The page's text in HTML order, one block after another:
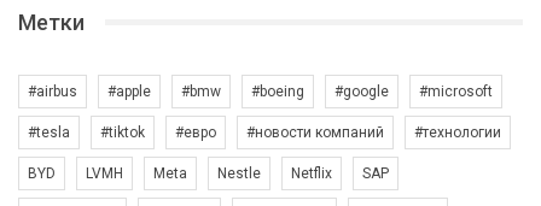
Метки
#airbus #apple #bmw #boeing #google #microsoft
#tesla #tiktok #евро #новости компаний #технологии
BYD LVMH Meta Nestle Netflix SAP